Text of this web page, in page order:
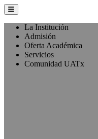
La Institución
Admisión
Oferta Académica
Servicios
Comunidad UATx